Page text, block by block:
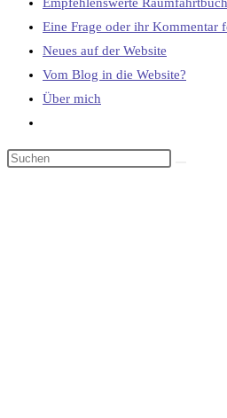
Eine Frage oder ihr Kommentar
Neues auf der Website
Vom Blog in die Website?
Über mich
umschalten